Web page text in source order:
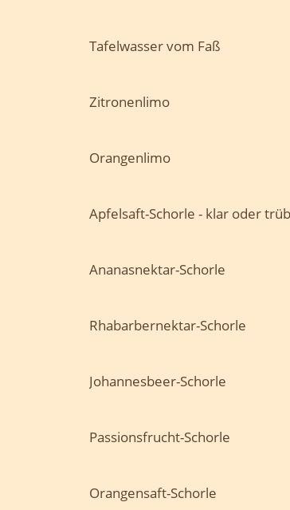
Tafelwasser vom Faß
Zitronenlimo
Orangenlimo
Apfelsaft-Schorle - klar oder trüb
Ananasnektar-Schorle
Rhabarbernektar-Schorle
Johannesbeer-Schorle
Passionsfrucht-Schorle
Orangensaft-Schorle